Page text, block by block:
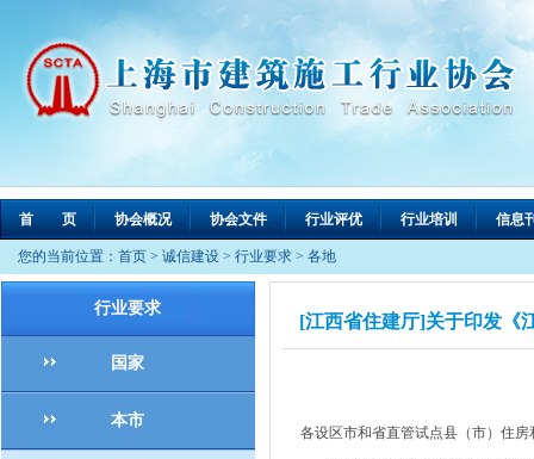
首 页 协会概况 协会文件 行业评优 行业培训 信息
您的当前位置： 首页 > 诚信建设 > 行业要求 > 各地
行业要求
国家
本市
[江西省住建厅]关于印发《
各设区市和省直管试点县（市）住